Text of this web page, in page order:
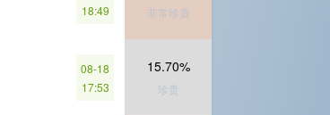
18:49
非常珍贵
08-18
17:53
15.70%
珍贵